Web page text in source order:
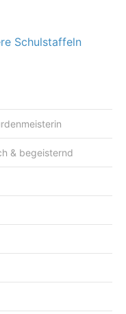
Schulstaffeln
& begeisternd